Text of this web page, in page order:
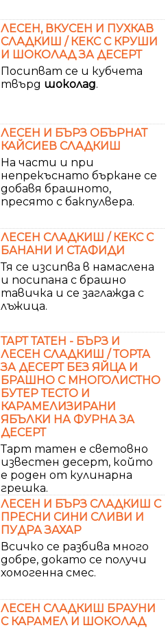
ЛЕСЕН, ВКУСЕН И ПУХКАВ
СЛАДКИШ / КЕКС С КРУШИ
И ШОКОЛАД ЗА ДЕСЕРТ
Посипват се и кубчета
твърд шоколад.
ЛЕСЕН И БЪРЗ ОБЪРНАТ
КАЙСИЕВ СЛАДКИШ
На части и при
непрекъснато бъркане се
добавя брашното,
пресято с бакпулвера.
ЛЕСЕН СЛАДКИШ / КЕКС С
БАНАНИ И СТАФИДИ
Тя се изсипва в намаслена
и посипана с брашно
тавичка и се заглажда с
лъжица.
ТАРТ ТАТЕН - БЪРЗ И
ЛЕСЕН СЛАДКИШ / ТОРТА
ЗА ДЕСЕРТ БЕЗ ЯЙЦА И
БРАШНО С МНОГОЛИСТНО
БУТЕР ТЕСТО И
КАРАМЕЛИЗИРАНИ
ЯБЪЛКИ НА ФУРНА ЗА
ДЕСЕРТ
Тарт татен е световно
известен десерт, който
е роден от кулинарна
грешка.
ЛЕСЕН И БЪРЗ СЛАДКИШ С
ПРЕСНИ СИНИ СЛИВИ И
ПУДРА ЗАХАР
Всичко се разбива много
добре, докато се получи
хомогенна смес.
ЛЕСЕН СЛАДКИШ БРАУНИ
С КАРАМЕЛ И ШОКОЛАД